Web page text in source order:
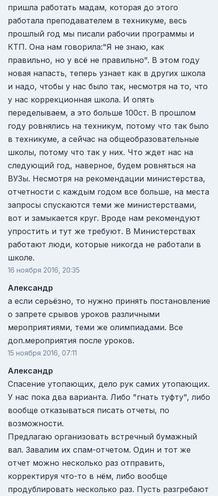
пришла работать мадам, которая до этого
работала преподавателем в техникуме, весь
прошлый год мы писали рабочии программы и
КТП. Она нам говорила:"Я не знаю, как
правильно, но у всё не правильно". В этом году
новая напасть, теперь узнает как в других школа
и надо, чтобы у нас было так, несмотря на то, что
у нас коррекционная школа. И опять
переделываем, а это больше 100ст. В прошлом
году ровнялись на техникум, потому что так было
в техникуме, а сейчас на общеобразовательные
школы, потому что так у них. Что ждет нас на
следующий год, наверное, будем ровняться на
ВУЗы. Несмотря на рекомендации министерства,
отчетности с каждым годом все больше, на места
запросы спускаются теми же министерствами,
вот и замыкается круг. Вроде нам рекомендуют
упростить и тут же требуют. В Министерствах
работают люди, которые никогда не работали в
школе.
16 ноября 2016, 20:35
Александр
а если серьёзно, то нужно принять постановление
о запрете срывов уроков различными
мероприятиями, теми же олимпиадами. Все
доп.мероприятия после уроков.
15 ноября 2016, 07:11
Александр
Спасение утопающих, дело рук самих утопающих.
У нас пока два варианта. Либо "гнать туфту", либо
вообще отказываться писать отчеты, по
возможности.
Предлагаю организовать встречный бумажный
вал. Завалим их спам-отчетом. Один и тот же
отчет можно несколько раз отправить,
корректируя что-то в нём, либо вообще
продублировать несколько раз. Пусть разгребают